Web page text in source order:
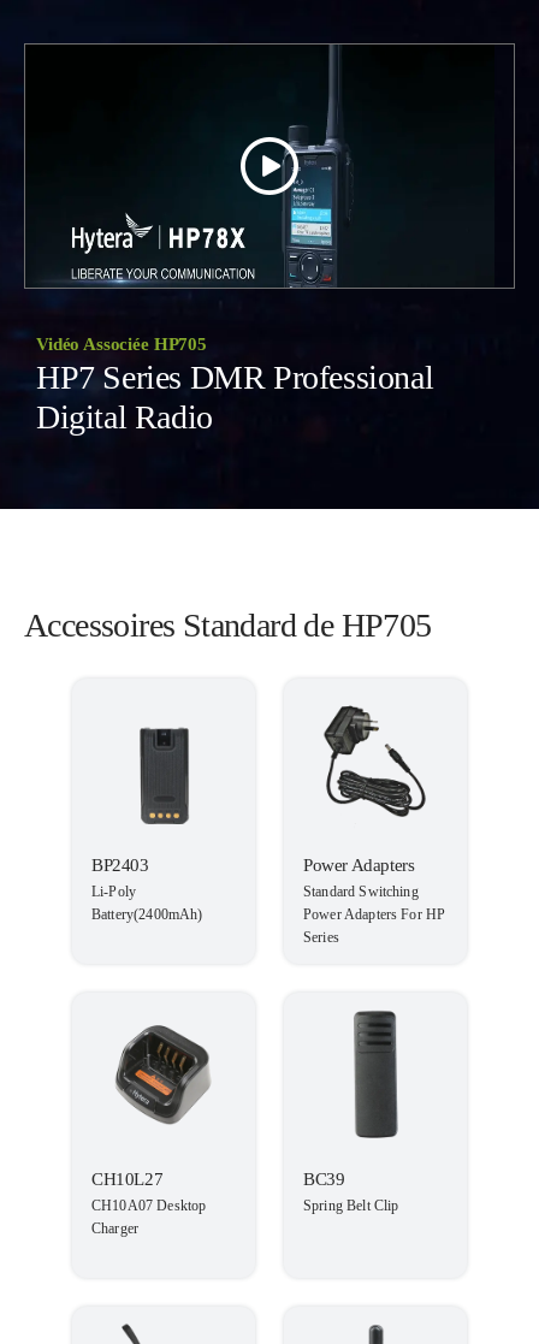
Vidéo Associée HP705
HP7 Series DMR Professional
Digital Radio
Accessoires Standard de HP705
BP2403
Li-Poly
Battery(2400mAh)
Power Adapters
Standard Switching
Power Adapters For HP
Series
CH10L27
CH10A07 Desktop
Charger
BC39
Spring Belt Clip